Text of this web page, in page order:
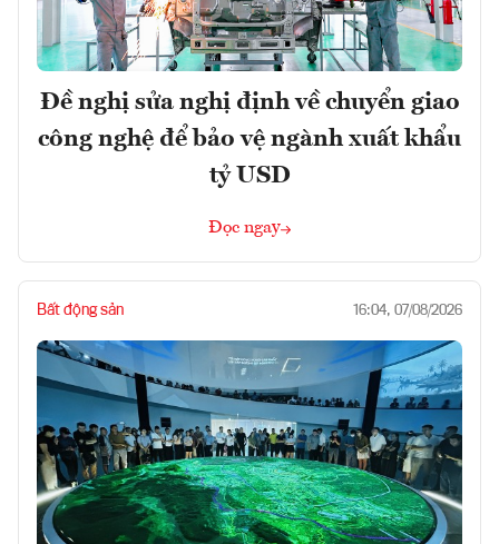
Đề nghị sửa nghị định về chuyển giao
công nghệ để bảo vệ ngành xuất khẩu
tỷ USD
Đọc ngay
Bất động sản 16:04, 07/08/2026